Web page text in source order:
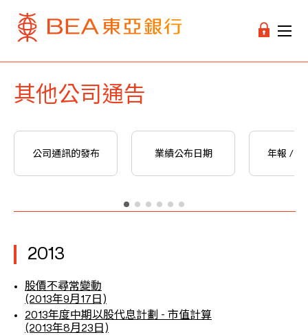
其他公司通告
公司通訊的發布 業績公布日期 年報 / 中
2013
股價不尋常變動
(2013年9月17日)
2013年度中期以股代息計劃 - 市值計算
(2013年8月23日)